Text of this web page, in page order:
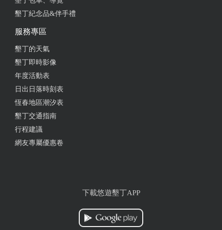
老闆娘人超級好！環境乾淨～在我們抵達前幫我們用
好泳池，到了小朋友就能馬上玩水，遊戲室小朋友也
玩得很開心。影音設備齊全能唱歌玩遊戲，冰箱滿滿
有準備水果～
冰跟飲料❤️ 下次還會再來
墾丁紀念品&伴手禮
服務專區
墾丁的天氣
墾丁即時影像
年度活動表
日出日落時刻表
恆春地區潮汐表
墾丁交通指南
行程建議
網友專屬優惠卷
下載悠遊墾丁APP